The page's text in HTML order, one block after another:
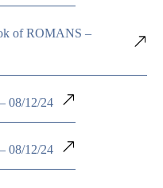
of ROMANS –
08/12/24
08/12/24